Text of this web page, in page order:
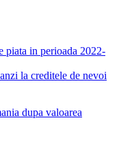
piata in perioada 2022-
la creditele de nevoi
dupa valoarea